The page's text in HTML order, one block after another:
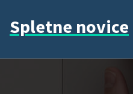
content
Spletne novice